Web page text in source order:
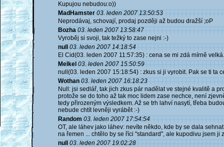
Kupujou nebudou:o))
MadHamster 03. leden 2007 13:50:53
Neprodávaj, schovají, prodaj později až budou dražší ;oP
Bozha 03. leden 2007 13:58:47
Vyroběj si svoji, tak težký to zase nejni :-)
null 03. leden 2007 14:18:54
El Cid(03. leden 2007 11:57:35) : cena se mi zdá mírně
Melkel 03. leden 2007 15:50:59
null(03. leden 2007 15:18:54) : zkus si ji vyrobit. Pak se ti ta
Wothan 03. leden 2007 16:18:23
Null: jsi sedlář, tak jich zkus pár nadělat ve stejné kvalitě a
protože se do toho až tak moc lidem zase nechce, není
tedy přirozeným výsledkem. Až se trh lahví nasytí, třeba
nebude chtít levněji vyrábět :-)
Random 03. leden 2007 17:54:54
OT, ale láhev jako láhev: nevíte někdo, kde by se dala
na řemen ... chtělo by se říci "standard", ale kupodivu jsem ji
null 03. leden 2007 19:02:28